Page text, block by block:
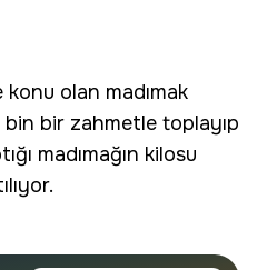
olan madımak
bin bir zahmetle toplayıp
madımağın kilosu